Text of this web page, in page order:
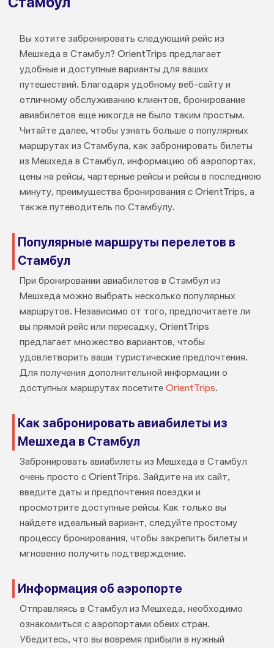
Вы хотите забронировать следующий рейс из
Мешхеда в Стамбул? OrientTrips предлагает
удобные и доступные варианты для ваших
путешествий. Благодаря удобному веб-сайту и
отличному обслуживанию клиентов, бронирование
авиабилетов еще никогда не было таким простым.
Читайте далее, чтобы узнать больше о популярных
маршрутах из Стамбула, как забронировать билеты
из Мешхеда в Стамбул, информацию об аэропортах,
цены на рейсы, чартерные рейсы и рейсы в последнюю
минуту, преимущества бронирования с OrientTrips, а
также путеводитель по Стамбулу.
Популярные маршруты перелетов в
Стамбул
При бронировании авиабилетов в Стамбул из
Мешхеда можно выбрать несколько популярных
маршрутов. Независимо от того, предпочитаете ли
вы прямой рейс или пересадку, OrientTrips
предлагает множество вариантов, чтобы
удовлетворить ваши туристические предпочтения.
Для получения дополнительной информации о
доступных маршрутах посетите OrientTrips.
Как забронировать авиабилеты из
Мешхеда в Стамбул
Забронировать авиабилеты из Мешхеда в Стамбул
очень просто с OrientTrips. Зайдите на их сайт,
введите даты и предпочтения поездки и
просмотрите доступные рейсы. Как только вы
найдете идеальный вариант, следуйте простому
процессу бронирования, чтобы закрепить билеты и
мгновенно получить подтверждение.
Информация об аэропорте
Отправляясь в Стамбул из Мешхеда, необходимо
ознакомиться с аэропортами обеих стран.
Убедитесь, что вы вовремя прибыли в нужный